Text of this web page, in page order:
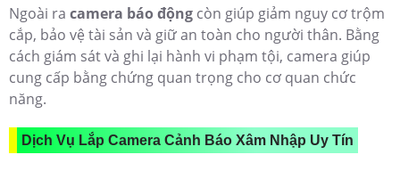
Ngoài ra camera báo động còn giúp giảm nguy cơ trộm
cắp, bảo vệ tài sản và giữ an toàn cho người thân. Bằng
cách giám sát và ghi lại hành vi phạm tội, camera giúp
cung cấp bằng chứng quan trọng cho cơ quan chức
năng.
Dịch Vụ Lắp Camera Cảnh Báo Xâm Nhập Uy Tín